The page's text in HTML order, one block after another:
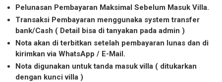
Pelunasan Pembayaran Maksimal Sebelum Masuk Villa.
Transaksi Pembayaran menggunaka system transfer
bank/Cash ( Detail bisa di tanyakan pada admin )
Nota akan di terbitkan setelah pembayaran lunas dan di
kirimkan via WhatsApp / E-Mail.
Nota digunakan untuk tanda masuk villa ( ditukarkan
dengan kunci villa )